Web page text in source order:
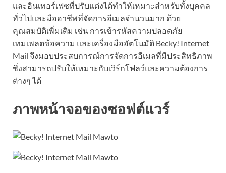
และอินเทอร์เฟซที่ปรับแต่งได้ทำให้เหมาะสำหรับทั้งบุคคล
ทั่วไปและมืออาชีพที่จัดการอีเมลจำนวนมาก ด้วย
คุณสมบัติเพิ่มเติม เช่น การเข้ารหัสความปลอดภัย
เทมเพลตข้อความ และเครื่องมืออัตโนมัติ Becky! Internet
Mail จึงมอบประสบการณ์การจัดการอีเมลที่มีประสิทธิภาพ
ซึ่งสามารถปรับให้เหมาะกับเวิร์กโฟลว์และความต้องการ
ต่างๆ ได้
ภาพหน้าจอของซอฟต์แวร์